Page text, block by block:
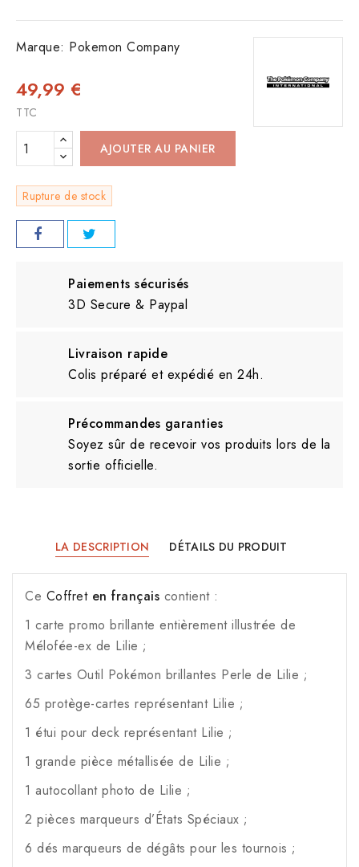
Marque: Pokemon Company
49,99 €
TTC
AJOUTER AU PANIER
Rupture de stock
Paiements sécurisés
3D Secure & Paypal
Livraison rapide
Colis préparé et expédié en 24h.
Précommandes garanties
Soyez sûr de recevoir vos produits lors de la
sortie officielle.
LA DESCRIPTION DÉTAILS DU PRODUIT
Ce Coffret en français contient :
1 carte promo brillante entièrement illustrée de
Mélofée-ex de Lilie ;
3 cartes Outil Pokémon brillantes Perle de Lilie ;
65 protège-cartes représentant Lilie ;
1 étui pour deck représentant Lilie ;
1 grande pièce métallisée de Lilie ;
1 autocollant photo de Lilie ;
2 pièces marqueurs d’États Spéciaux ;
6 dés marqueurs de dégâts pour les tournois ;